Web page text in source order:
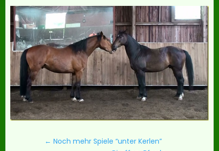
←Noch mehr Spiele “unter Kerlen”